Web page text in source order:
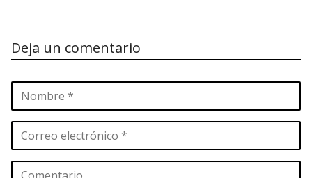
Deja un comentario